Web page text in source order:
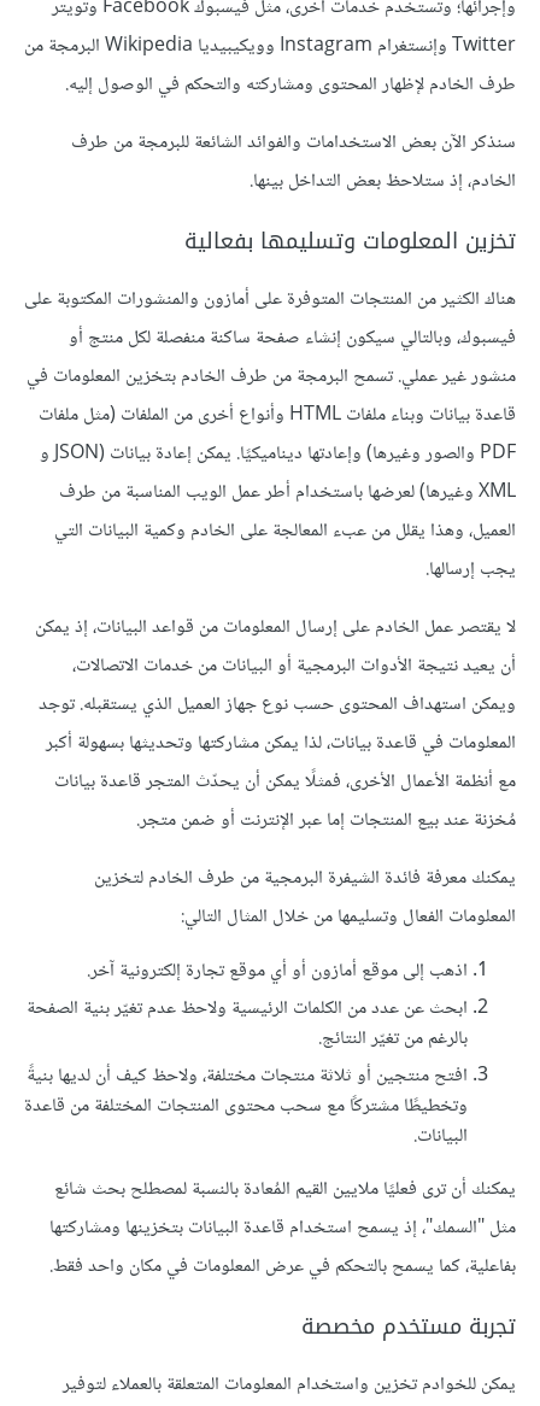
وإجرائها؛ وتستخدم خدمات أخرى، مثل فيسبوك Facebook وتويتر
Twitter وإنستغرام Instagram وويكيبيديا Wikipedia البرمجة من
طرف الخادم لإظهار المحتوى ومشاركته والتحكم في الوصول إليه.
سنذكر الآن بعض الاستخدامات والفوائد الشائعة للبرمجة من طرف
الخادم، إذ ستلاحظ بعض التداخل بينها.
تخزين المعلومات وتسليمها بفعالية
هناك الكثير من المنتجات المتوفرة على أمازون والمنشورات المكتوبة على
فيسبوك، وبالتالي سيكون إنشاء صفحة ساكنة منفصلة لكل منتج أو
منشور غير عملي. تسمح البرمجة من طرف الخادم بتخزين المعلومات في
قاعدة بيانات وبناء ملفات HTML وأنواع أخرى من الملفات (مثل ملفات
PDF والصور وغيرها) وإعادتها ديناميكيًا. يمكن إعادة بيانات (JSON و
XML وغيرها) لعرضها باستخدام أطر عمل الويب المناسبة من طرف
العميل، وهذا يقلل من عبء المعالجة على الخادم وكمية البيانات التي
يجب إرسالها.
لا يقتصر عمل الخادم على إرسال المعلومات من قواعد البيانات، إذ يمكن
أن يعيد نتيجة الأدوات البرمجية أو البيانات من خدمات الاتصالات،
ويمكن استهداف المحتوى حسب نوع جهاز العميل الذي يستقبله. توجد
المعلومات في قاعدة بيانات، لذا يمكن مشاركتها وتحديثها بسهولة أكبر
مع أنظمة الأعمال الأخرى، فمثلًا يمكن أن يحدّث المتجر قاعدة بيانات
مُخزنة عند بيع المنتجات إما عبر الإنترنت أو ضمن متجر.
يمكنك معرفة فائدة الشيفرة البرمجية من طرف الخادم لتخزين
المعلومات الفعال وتسليمها من خلال المثال التالي:
اذهب إلى موقع أمازون أو أي موقع تجارة إلكترونية آخر.
ابحث عن عدد من الكلمات الرئيسية ولاحظ عدم تغيّر بنية الصفحة
بالرغم من تغيّر النتائج.
افتح منتجين أو ثلاثة منتجات مختلفة، ولاحظ كيف أن لديها بنيةً
وتخطيطًا مشتركًا مع سحب محتوى المنتجات المختلفة من قاعدة
البيانات.
يمكنك أن ترى فعليًا ملايين القيم المُعادة بالنسبة لمصطلح بحث شائع
مثل "السمك"، إذ يسمح استخدام قاعدة البيانات بتخزينها ومشاركتها
بفاعلية، كما يسمح بالتحكم في عرض المعلومات في مكان واحد فقط.
تجربة مستخدم مخصصة
يمكن للخوادم تخزين واستخدام المعلومات المتعلقة بالعملاء لتوفير